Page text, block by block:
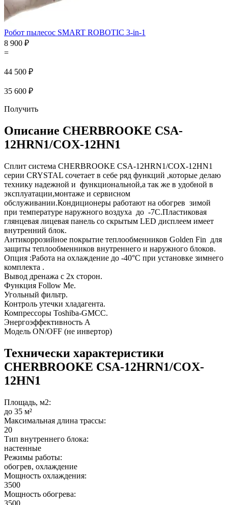
Робот пылесос SMART ROBOTIC 3-in-1
8 900 ₽
=
44 500 ₽
35 600 ₽
Получить
Описание CHERBROOKE CSA-
12HRN1/COX-12HN1
Сплит система CHERBROOKE CSA-12HRN1/COX-12HN1
серии CRYSTAL сочетает в себе ряд функций ,которые делаю
технику надежной и функциональной,а так же в удобной в
эксплуатации,монтаже и сервисном
обслуживании.Кондиционеры работают на обогрев зимой
при температуре наружного воздуха до -7С.Пластиковая
глянцевая лицевая панель со скрытым LED дисплеем имеет
внутренний блок.
Антикоррозийное покрытие теплообменников Golden Fin для
защиты теплообменников внутреннего и наружного блоков.
Опция :Работа на охлаждение до -40°С при установке зимнего
комплекта .
Вывод дренажа с 2х сторон.
Функция Follow Me.
Угольный фильтр.
Контроль утечки хладагента.
Компрессоры Toshiba-GMCC.
Энергоэффективность А
Модель ON/OFF (не инвертор)
Технически характеристики
CHERBROOKE CSA-12HRN1/COX-
12HN1
Площадь, м2:
до 35 м²
Максимальная длина трассы:
20
Тип внутреннего блока:
настенные
Режимы работы:
обогрев, охлаждение
Мощность охлаждения:
3500
Мощность обогрева:
3500